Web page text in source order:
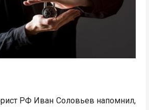
РФ Иван Соловьев напомнил,